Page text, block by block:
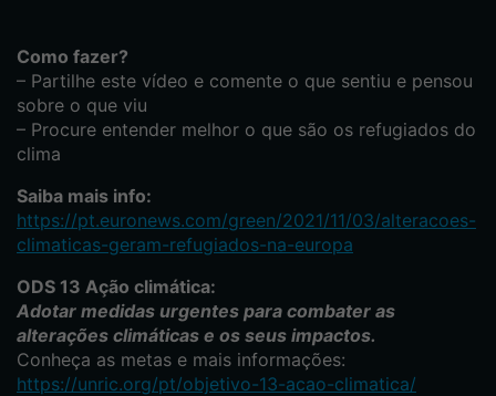
Como fazer?
– Partilhe este vídeo e comente o que sentiu e pensou
sobre o que viu
– Procure entender melhor o que são os refugiados do
clima
Saiba mais info:
https://pt.euronews.com/green/2021/11/03/alteracoes-
climaticas-geram-refugiados-na-europa
ODS 13 Ação climática:
Adotar medidas urgentes para combater as
alterações climáticas e os seus impactos.
Conheça as metas e mais informações:
https://unric.org/pt/objetivo-13-acao-climatica/